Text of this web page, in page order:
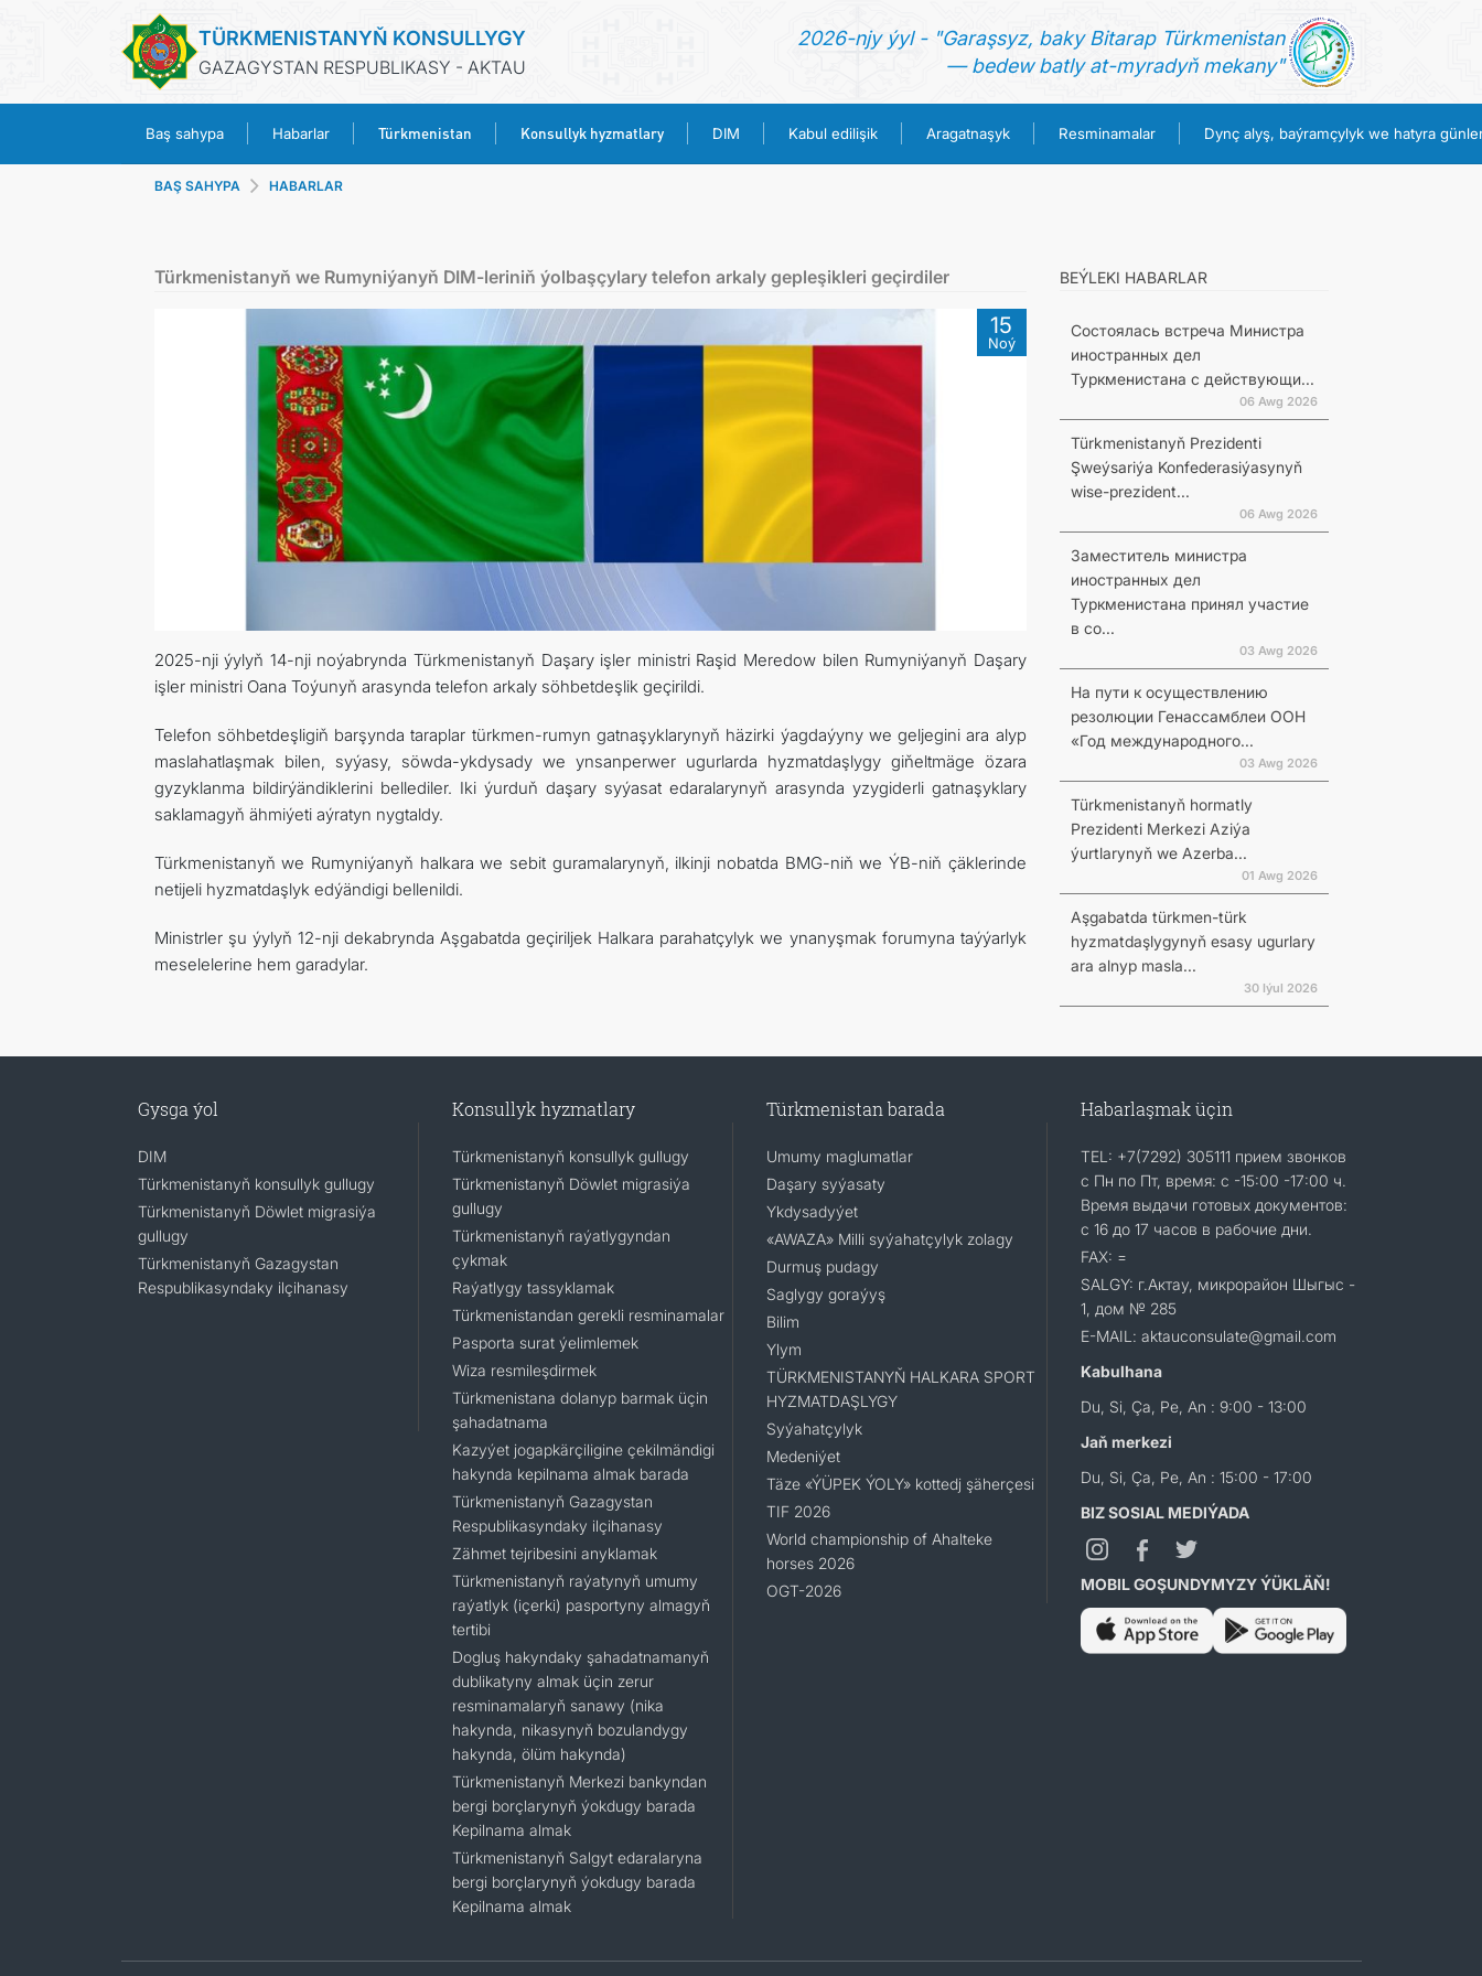
TÜRKMENISTANYŇ KONSULLYGY
GAZAGYSTAN RESPUBLIKASY - AKTAU
2026-njy ýyl - "Garaşsyz, baky Bitarap Türkmenistan
— bedew batly at-myradyň mekany"
Baş sahypa Habarlar Türkmenistan Konsullyk hyzmatlary DIM Kabul edilişik Aragatnaşyk Resminamalar Dynç alyş, baýramçylyk we hatyra
TÜRKMENISTAN
KONSULLYK HYZMATLARY
KABUL EDILIŞIK
ARAGATNAŞYK
RESMINAMALAR
DYNÇ ALYŞ, BAÝRAMÇYLYK WE HATYRA GÜNLERI
BAŞ SAHYPA HABARLAR
Türkmenistanyň we Rumyniýanyň DIM-leriniň ýolbaşçylary telefon arkaly gepleşikleri geçirdiler
15
Noý
2025-nji ýylyň 14-nji noýabrynda Türkmenistanyň Daşary işler ministri Raşid Meredow bilen Rumyniýanyň Daşary
işler ministri Oana Toýunyň arasynda telefon arkaly söhbetdeşlik geçirildi.
Telefon söhbetdeşligiň barşynda taraplar türkmen-rumyn gatnaşyklarynyň häzirki ýagdaýyny we geljegini ara alyp
maslahatlaşmak bilen, syýasy, söwda-ykdysady we ynsanperwer ugurlarda hyzmatdaşlygy giňeltmäge özara
gyzyklanma bildirýändiklerini bellediler. Iki ýurduň daşary syýasat edaralarynyň arasynda yzygiderli gatnaşyklary
saklamagyň ähmiýeti aýratyn nygtaldy.
Türkmenistanyň we Rumyniýanyň halkara we sebit guramalarynyň, ilkinji nobatda BMG-niň we ÝB-niň çäklerinde
netijeli hyzmatdaşlyk edýändigi bellenildi.
Ministrler şu ýylyň 12-nji dekabrynda Aşgabatda geçiriljek Halkara parahatçylyk we ynanyşmak forumyna taýýarlyk
meselelerine hem garadylar.
BEÝLEKI HABARLAR
Состоялась встреча Министра
иностранных дел
Туркменистана с действующи...
06 Awg 2026
Türkmenistanyň Prezidenti
Şweýsariýa Konfederasiýasynyň
wise-prezident...
06 Awg 2026
Заместитель министра
иностранных дел
Туркменистана принял участие
в со...
03 Awg 2026
На пути к осуществлению
резолюции Генассамблеи ООН
«Год международного...
03 Awg 2026
Türkmenistanyň hormatly
Prezidenti Merkezi Aziýa
ýurtlarynyň we Azerba...
01 Awg 2026
Aşgabatda türkmen-türk
hyzmatdaşlygynyň esasy ugurlary
ara alnyp masla...
30 Iýul 2026
Gysga ýol
DIM
Türkmenistanyň konsullyk gullugy
Türkmenistanyň Döwlet migrasiýa
gullugy
Türkmenistanyň Gazagystan
Respublikasyndaky ilçihanasy
Konsullyk hyzmatlary
Türkmenistanyň konsullyk gullugy
Türkmenistanyň Döwlet migrasiýa
gullugy
Türkmenistanyň raýatlygyndan
çykmak
Raýatlygy tassyklamak
Türkmenistandan gerekli resminamalar
Pasporta surat ýelimlemek
Wiza resmileşdirmek
Türkmenistana dolanyp barmak üçin
şahadatnama
Kazyýet jogapkärçiligine çekilmändigi
hakynda kepilnama almak barada
Türkmenistanyň Gazagystan
Respublikasyndaky ilçihanasy
Zähmet tejribesini anyklamak
Türkmenistanyň raýatynyň umumy
raýatlyk (içerki) pasportyny almagyň
tertibi
Dogluş hakyndaky şahadatnamanyň
dublikatyny almak üçin zerur
resminamalaryň sanawy (nika
hakynda, nikasynyň bozulandygy
hakynda, ölüm hakynda)
Türkmenistanyň Merkezi bankyndan
bergi borçlarynyň ýokdugy barada
Kepilnama almak
Türkmenistanyň Salgyt edaralaryna
bergi borçlarynyň ýokdugy barada
Kepilnama almak
Türkmenistan barada
Umumy maglumatlar
Daşary syýasaty
Ykdysadyýet
«AWAZA» Milli syýahatçylyk zolagy
Durmuş pudagy
Saglygy goraýyş
Bilim
Ylym
TÜRKMENISTANYŇ HALKARA SPORT
HYZMATDAŞLYGY
Syýahatçylyk
Medeniýet
Täze «ÝÜPEK ÝOLY» kottedj şäherçesi
TIF 2026
World championship of Ahalteke
horses 2026
OGT-2026
Habarlaşmak üçin
TEL: +7(7292) 305111 прием звонков
с Пн по Пт, время: с -15:00 -17:00 ч.
Время выдачи готовых документов:
с 16 до 17 часов в рабочие дни.
FAX: =
SALGY: г.Актау, микрорайон Шыгыс -
1, дом № 285
E-MAIL: aktauconsulate@gmail.com
Kabulhana
Du, Si, Ça, Pe, An : 9:00 - 13:00
Jaň merkezi
Du, Si, Ça, Pe, An : 15:00 - 17:00
BIZ SOSIAL MEDIÝADA
MOBIL GOŞUNDYMYZY ÝÜKLÄŇ!